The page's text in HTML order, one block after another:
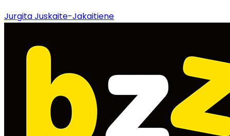
Jurgita Juskaite-Jakaitiene